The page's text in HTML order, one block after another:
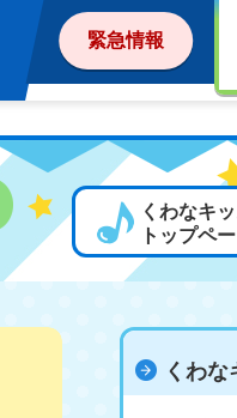
緊急情報
くわなキ
トップペ
くわな